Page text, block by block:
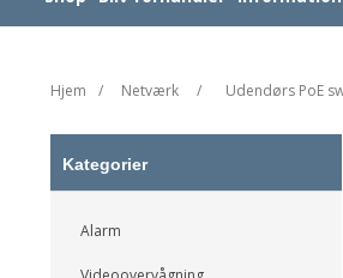
Hjem / Netværk / Udendørs PoE
Kategorier
Alarm